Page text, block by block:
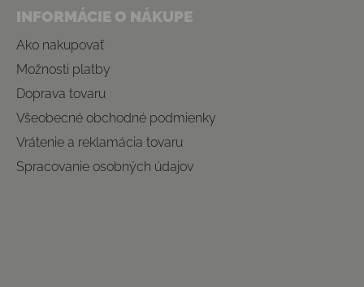
INFORMÁCIE O NÁKUPE
Ako nakupovať
Možnosti platby
Doprava tovaru
Všeobecné obchodné podmienky
Vrátenie a reklamácia tovaru
Spracovanie osobných údajov